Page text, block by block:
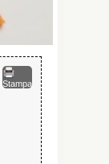
Stampa